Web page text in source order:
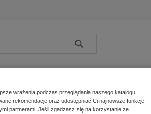
Szukaj
wrażenia podczas przeglądania naszego katalogu
rekomendacje oraz udostępniać Ci najnowsze funkcje,
partnerami. Jeśli zgadzasz się na korzystanie ze